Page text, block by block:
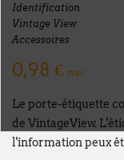
Identification
Vintage View
Accessoires
0,98 € tvac
Le porte-étiquette
de VintageView.
l'information peux